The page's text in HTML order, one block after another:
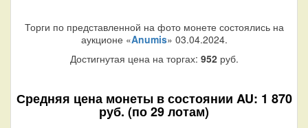
Торги по представленной на фото монете состоялись на
аукционе «Anumis» 03.04.2024.
Достигнутая цена на торгах: 952руб.
Средняя цена монеты в состоянии AU: 1 870
руб. (по 29 лотам)